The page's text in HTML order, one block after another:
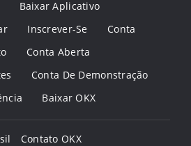
Baixar Aplicativo
Inscrever-Se
Conta
Conta Aberta
Conta De Demonstração
Baixar OKX
Contato OKX